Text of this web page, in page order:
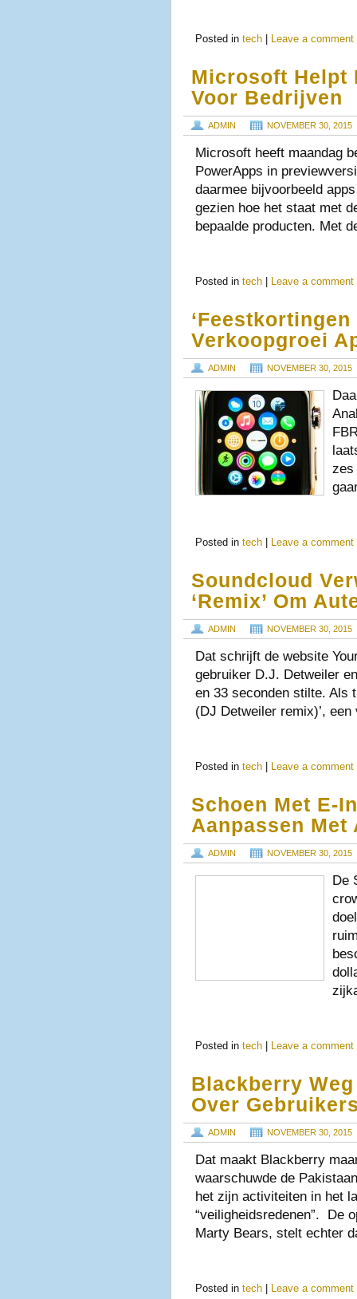
Posted in tech Leave a comment
Microsoft Helpt
Voor Bedrijven
ADMIN NOVEMBER 30, 2015
Microsoft heeft maandag
PowerApps in
daarmee bijvoorbeeld
gezien hoe het staat met
bepaalde producten. Met
Posted in tech Leave a comment
Verkoopgroei
ADMIN NOVEMBER 30, 2015
zes
Posted in tech Leave a comment
Soundcloud
‘remix’ Om
ADMIN NOVEMBER 30, 2015
Dat schrijft de website
gebruiker D.J. Detweiler
en 33 seconden stilte. Als
(DJ Detweiler remix)’,
Posted in tech Leave a comment
Schoen Met E-
Aanpassen Met
ADMIN NOVEMBER 30, 2015
De
Posted in tech Leave a comment
Blackberry
Over
ADMIN NOVEMBER 30, 2015
Dat maakt Blackberry
waarschuwde de
het zijn activiteiten in het
“veiligheidsredenen”. De
Marty Bears, stelt echter
Posted in tech Leave a comment